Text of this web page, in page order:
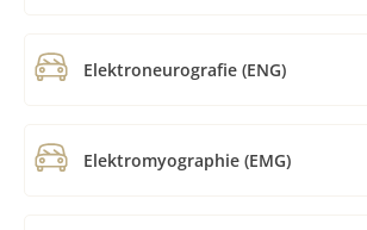
Elektroneurografie (ENG)
Elektromyographie (EMG)